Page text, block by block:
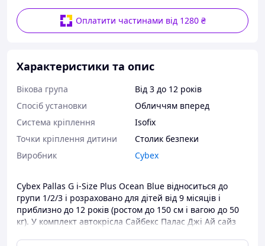
Оплатити частинами від 1280 ₴
Характеристики та опис
Вікова група
Від 3 до 12 років
Спосіб установки
Обличчям вперед
Система кріплення
Isofix
Точки кріплення дитини
Столик безпеки
Виробник
Cybex
Cybex Pallas G i-Size Plus Ocean Blue відноситься до
групи 1/2/3 і розраховано для дітей від 9 місяців і
приблизно до 12 років (ростом до 150 см і вагою до 50
кг). У комплект автокрісла Сайбекс Палас Джі Ай сайз